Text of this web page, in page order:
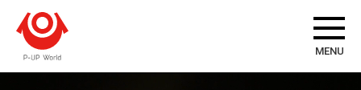
MENU
企業情報